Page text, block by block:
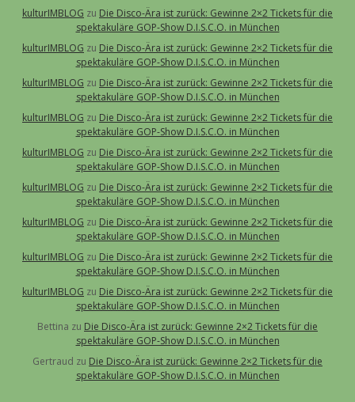
kulturIMBLOG zu Die Disco-Ära ist zurück: Gewinne 2×2 Tickets für die
spektakuläre GOP-Show D.I.S.C.O. in München
kulturIMBLOG zu Die Disco-Ära ist zurück: Gewinne 2×2 Tickets für die
spektakuläre GOP-Show D.I.S.C.O. in München
kulturIMBLOG zu Die Disco-Ära ist zurück: Gewinne 2×2 Tickets für die
spektakuläre GOP-Show D.I.S.C.O. in München
kulturIMBLOG zu Die Disco-Ära ist zurück: Gewinne 2×2 Tickets für die
spektakuläre GOP-Show D.I.S.C.O. in München
kulturIMBLOG zu Die Disco-Ära ist zurück: Gewinne 2×2 Tickets für die
spektakuläre GOP-Show D.I.S.C.O. in München
kulturIMBLOG zu Die Disco-Ära ist zurück: Gewinne 2×2 Tickets für die
spektakuläre GOP-Show D.I.S.C.O. in München
kulturIMBLOG zu Die Disco-Ära ist zurück: Gewinne 2×2 Tickets für die
spektakuläre GOP-Show D.I.S.C.O. in München
kulturIMBLOG zu Die Disco-Ära ist zurück: Gewinne 2×2 Tickets für die
spektakuläre GOP-Show D.I.S.C.O. in München
kulturIMBLOG zu Die Disco-Ära ist zurück: Gewinne 2×2 Tickets für die
spektakuläre GOP-Show D.I.S.C.O. in München
Bettina zu Die Disco-Ära ist zurück: Gewinne 2×2 Tickets für die
spektakuläre GOP-Show D.I.S.C.O. in München
Gertraud zu Die Disco-Ära ist zurück: Gewinne 2×2 Tickets für die
spektakuläre GOP-Show D.I.S.C.O. in München